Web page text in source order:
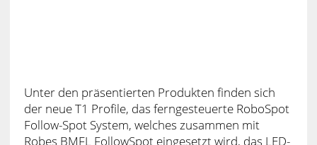
Unter den präsentierten Produkten finden sich
der neue T1 Profile, das ferngesteuerte RoboSpot
Follow-Spot System, welches zusammen mit
Robes BMFL FollowSpot eingesetzt wird, das LED-